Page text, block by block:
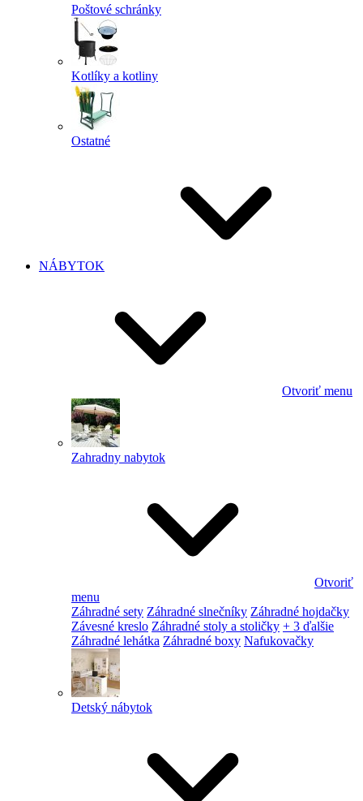
Poštové schránky
Kotlíky a kotliny
Ostatné
NÁBYTOK
Otvoriť menu
Zahradny nabytok
Otvoriť
menu
Záhradné sety Záhradné slnečníky Záhradné hojdačky
Závesné kreslo Záhradné stoly a stoličky + 3 ďalšie
Záhradné lehátka Záhradné boxy Nafukovačky
Detský nábytok